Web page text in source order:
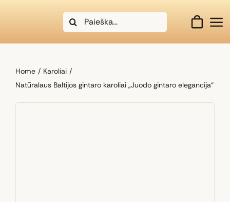
Search
for:
Home
Karoliai
Natūralaus Baltijos gintaro karoliai „Juodo gintaro elegancija“